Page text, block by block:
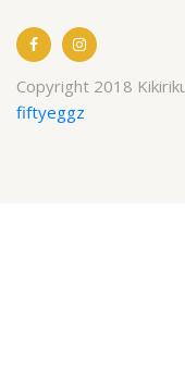
Copyright 2018
fiftyeggz